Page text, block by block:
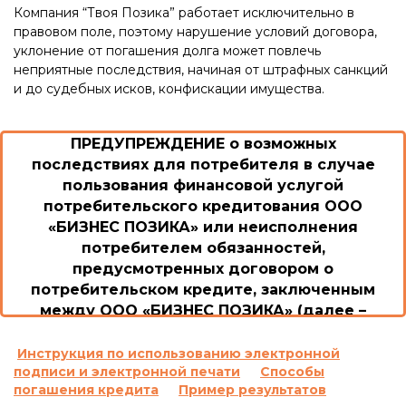
Компания “Твоя Позика” работает исключительно в
правовом поле, поэтому нарушение условий договора,
уклонение от погашения долга может повлечь
неприятные последствия, начиная от штрафных санкций
и до судебных исков, конфискации имущества.
ПРЕДУПРЕЖДЕНИЕ о возможных
последствиях для потребителя в случае
пользования финансовой услугой
потребительского кредитования ООО
«БИЗНЕС ПОЗИКА» или неисполнения
потребителем обязанностей,
предусмотренных договором о
потребительском кредите, заключенным
между ООО «БИЗНЕС ПОЗИКА» (далее –
1. Возможные последствия для потребителя в
случае пользования потребительским
кредитом или невыполнение им обязанностей
Инструкция по использованию электронной
подписи и электронной печати
Способы
погашения кредита
Пример результатов